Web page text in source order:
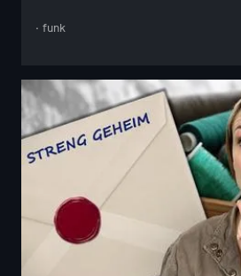
· funk